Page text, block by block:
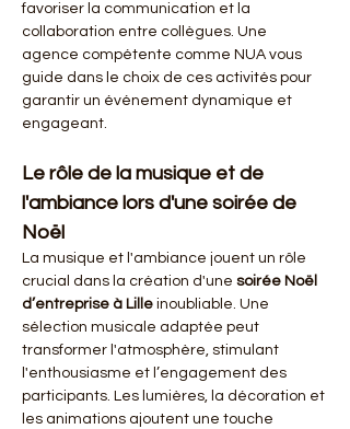
favoriser la communication et la
collaboration entre collègues. Une
agence compétente comme NUA vous
guide dans le choix de ces activités pour
garantir un événement dynamique et
engageant.
Le rôle de la musique et de
l'ambiance lors d'une soirée de
Noël
La musique et l'ambiance jouent un rôle
crucial dans la création d'une soirée Noël
d’entreprise à Lille inoubliable. Une
sélection musicale adaptée peut
transformer l'atmosphère, stimulant
l'enthousiasme et l’engagement des
participants. Les lumières, la décoration et
les animations ajoutent une touche